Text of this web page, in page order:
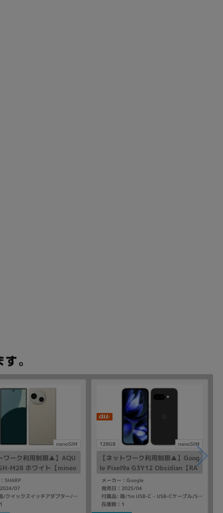
nanoSIM
ワーク利用制限▲】AQU
M28 ホワイト【mineo
リー】
SHARP
07
付属品: 箱/クイックスイッチアダプター/マニュアル
128GB nanoSIM
【ネットワーク利用制限▲】Goog
le Pixel9a G3Y12 Obsidian【RA
M8GB/ROM128GB au版SIMフリ
ー】
メーカー：Google
発売日：2025/04
付属品: 箱/1m USB-C - USB-Cケーブル/SIM取り出しツール/マニュアル
在庫数：1